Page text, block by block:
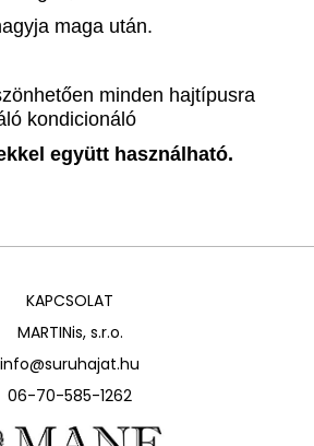
maga után.
minden hajtípusra
kondicionáló
együtt használható.
KAPCSOLAT
MARTINis, s.r.o.
info@suruhajat.hu
06-70-585-1262